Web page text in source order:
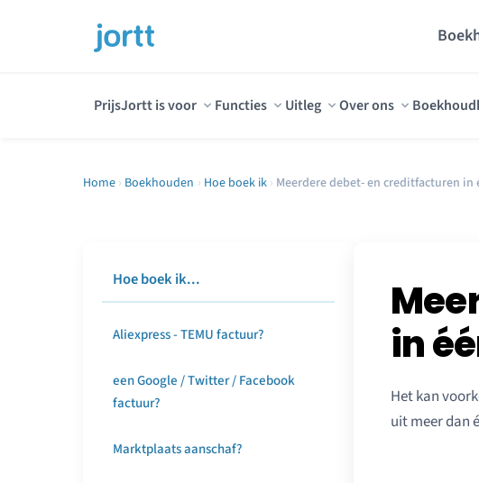
PrijsJortt is voor Functies Uitleg Over ons
Home › Boekhouden › Hoe boek ik › Meerdere debet- en creditfacturen in
Hoe boek ik...
Aliexpress - TEMU factuur?
een Google / Twitter / Facebook
factuur?
Marktplaats aanschaf?
in
Het kan
uit meer dan